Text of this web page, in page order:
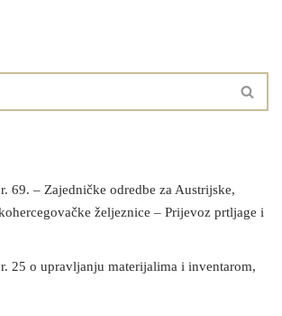
69. – Zajedničke odredbe za Austrijske,
željeznice – Prijevoz prtljage i
25 o upravljanju materijalima i inventarom,